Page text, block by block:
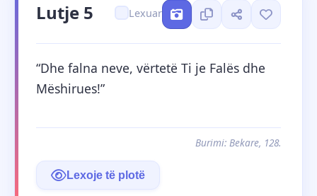
Lutje 5 Lexuar
“Dhe falna neve, vërtetë Ti je Falës dhe
Mëshirues!”
Burimi: Bekare, 128.
Lexoje të plotë